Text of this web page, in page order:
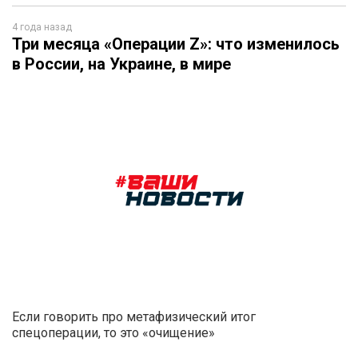
4 года назад
Три месяца «Операции Z»: что изменилось
в России, на Украине, в мире
Если говорить про метафизический итог
спецоперации, то это «очищение»